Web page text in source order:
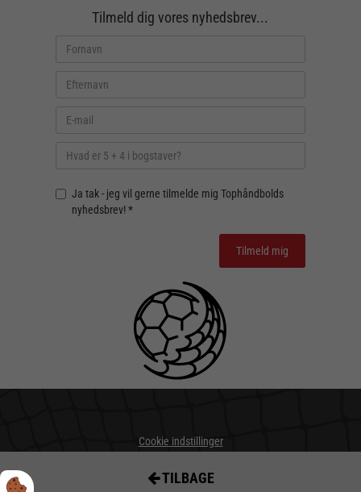
TILBAGE
Tilmeld dig vores nyhedsbrev...
Ja tak - jeg vil gerne tilmelde mig Tophåndbolds
nyhedsbrev! *
Cookie indstillinger